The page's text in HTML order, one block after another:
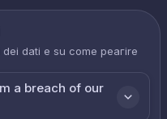
dati e su come реагire
a breach of our